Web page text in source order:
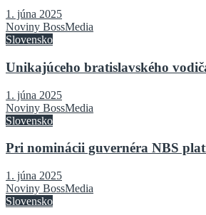
1. júna 2025
Noviny BossMedia
Slovensko
Unikajúceho bratislavského
1. júna 2025
Noviny BossMedia
Slovensko
Pri nominácii guvernéra NBS
1. júna 2025
Noviny BossMedia
Slovensko